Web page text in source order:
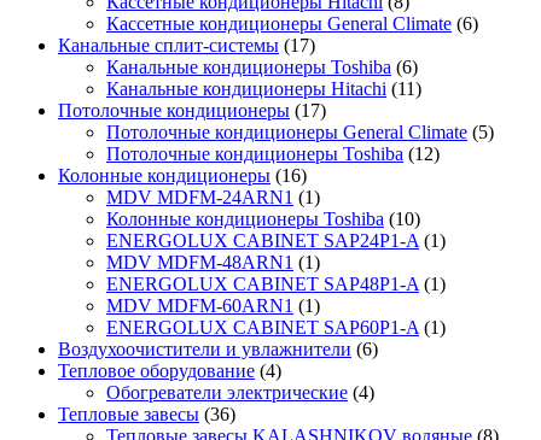
Кассетные кондиционеры General Climate (6)
Канальные сплит-системы (17)
Канальные кондиционеры Toshiba (6)
Канальные кондиционеры Hitachi (11)
Потолочные кондиционеры (17)
Потолочные кондиционеры General Climate (5)
Потолочные кондиционеры Toshiba (12)
Колонные кондиционеры (16)
MDV MDFM-24ARN1 (1)
Колонные кондиционеры Toshiba (10)
ENERGOLUX CABINET SAP24P1-A (1)
MDV MDFM-48ARN1 (1)
ENERGOLUX CABINET SAP48P1-A (1)
MDV MDFM-60ARN1 (1)
ENERGOLUX CABINET SAP60P1-A (1)
Воздухоочистители и увлажнители (6)
Тепловое оборудование (4)
Обогреватели электрические (4)
Тепловые завесы (36)
Тепловые завесы KALASHNIKOV водяные (8)